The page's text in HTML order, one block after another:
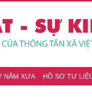
NĂM XƯA HỒ SƠ TƯ